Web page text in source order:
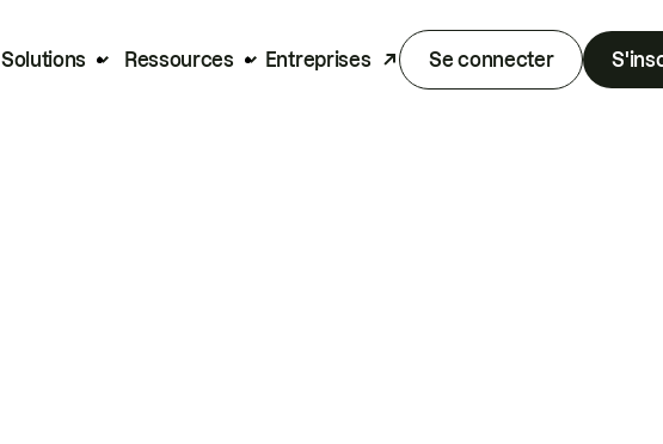
Solutions Ressources Entreprises Se connecter